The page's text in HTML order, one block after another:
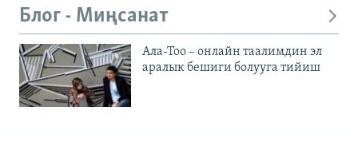
Блог - Миңсанат
Ала-Тоо – онлайн таалимдин эл
аралык бешиги болууга тийиш